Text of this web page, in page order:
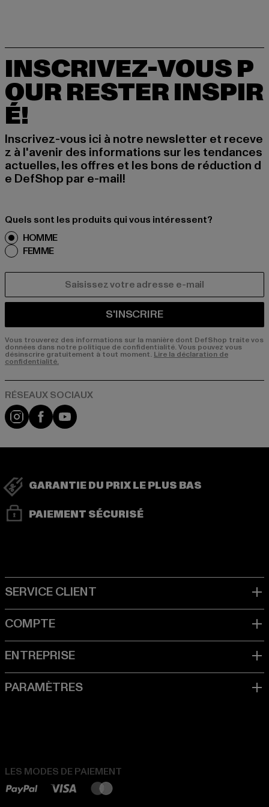
INSCRIVEZ-VOUS P
OUR RESTER INSPIR
É!
Inscrivez-vous ici à notre newsletter et receve
z à l'avenir des informations sur les tendances
actuelles, les offres et les bons de réduction d
e DefShop par e-mail!
Quels sont les produits qui vous intéressent?
HOMME
FEMME
S'INSCRIRE
Vous trouverez des informations sur la manière dont DefShop traite vos
données dans notre politique de confidentialité. Vous pouvez vous
désinscrire gratuitement à tout moment. Lire la déclaration de
confidentialité.
Visit our Instagram page:
Visit our Facebook page:
Visit our YouTube channel:
GARANTIE DU PRIX LE PLUS BAS
PAIEMENT SÉCURISÉ
LES MODES DE PAIEMENT